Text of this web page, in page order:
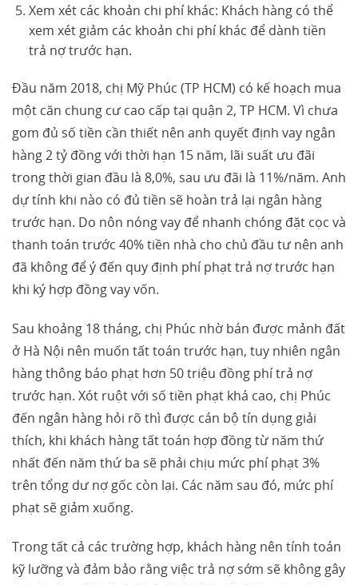
Xem xét các khoản chi phí khác: Khách hàng có thể
xem xét giảm các khoản chi phí khác để dành tiền
trả nợ trước hạn.
Đầu năm 2018, chị Mỹ Phúc (TP HCM) có kế hoạch mua
một căn chung cư cao cấp tại quận 2, TP HCM. Vì chưa
gom đủ số tiền cần thiết nên anh quyết định vay ngân
hàng 2 tỷ đồng với thời hạn 15 năm, lãi suất ưu đãi
trong thời gian đầu là 8,0%, sau ưu đãi là 11%/năm. Anh
dự tính khi nào có đủ tiền sẽ hoàn trả lại ngân hàng
trước hạn. Do nôn nóng vay để nhanh chóng đặt cọc và
thanh toán trước 40% tiền nhà cho chủ đầu tư nên anh
đã không để ý đến quy định phí phạt trả nợ trước hạn
khi ký hợp đồng vay vốn.
Sau khoảng 18 tháng, chị Phúc nhờ bán được mảnh đất
ở Hà Nội nên muốn tất toán trước hạn, tuy nhiên ngân
hàng thông báo phạt hơn 50 triệu đồng phí trả nợ
trước hạn. Xót ruột với số tiền phạt khá cao, chị Phúc
đến ngân hàng hỏi rõ thì được cán bộ tín dụng giải
thích, khi khách hàng tất toán hợp đồng từ năm thứ
nhất đến năm thứ ba sẽ phải chịu mức phí phạt 3%
trên tổng dư nợ gốc còn lại. Các năm sau đó, mức phí
phạt sẽ giảm xuống.
Trong tất cả các trường hợp, khách hàng nên tính toán
kỹ lưỡng và đảm bảo rằng việc trả nợ sớm sẽ không gây